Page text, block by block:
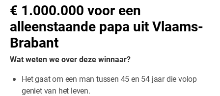
€ 1.000.000 voor een
alleenstaande papa uit Vlaams-
Brabant
Wat weten we over deze winnaar?
Het gaat om een man tussen 45 en 54 jaar die volop
geniet van het leven.